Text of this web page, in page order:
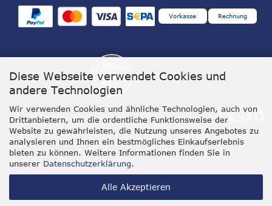
Diese Webseite verwendet Cookies und
andere Technologien
Wir verwenden Cookies und ähnliche Technologien, auch von
Drittanbietern, um die ordentliche Funktionsweise der
Website zu gewährleisten, die Nutzung unseres Angebotes zu
analysieren und Ihnen ein bestmögliches Einkaufserlebnis
bieten zu können. Weitere Informationen finden Sie in
unserer Datenschutzerklärung.
Alle Akzeptieren
Vorkasse Rechnung